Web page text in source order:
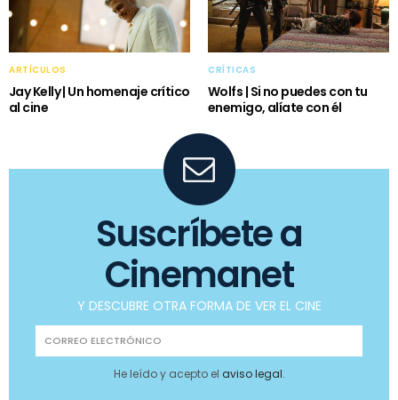
ARTÍCULOS
Jay Kelly | Un homenaje crítico
al cine
CRÍTICAS
Wolfs | Si no puedes con tu
enemigo, alíate con él
Suscríbete a
Cinemanet
Y DESCUBRE OTRA FORMA DE VER EL CINE
He leído y acepto el aviso legal.